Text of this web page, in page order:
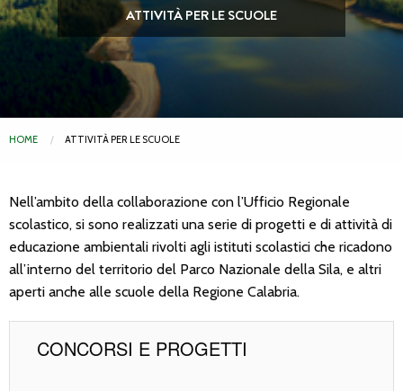
ATTIVITÀ PER LE SCUOLE
HOME CORRENTE:
ATTIVITÀ PER LE SCUOLE
Nell’ambito della collaborazione con l’Ufficio Regionale
scolastico, si sono realizzati una serie di progetti e di attività di
educazione ambientali rivolti agli istituti scolastici che ricadono
all’interno del territorio del Parco Nazionale della Sila, e altri
aperti anche alle scuole della Regione Calabria.
CONCORSI E PROGETTI